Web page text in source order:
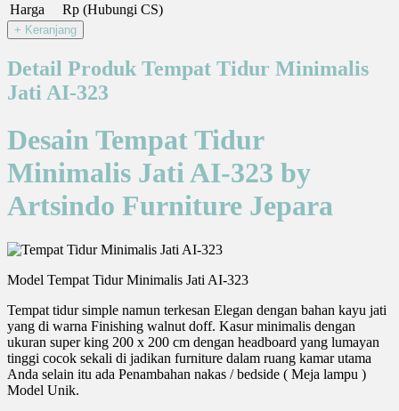
Harga
Rp (Hubungi CS)
Detail Produk Tempat Tidur Minimalis
Jati AI-323
Desain Tempat Tidur
Minimalis Jati AI-323 by
Artsindo Furniture Jepara
Model Tempat Tidur Minimalis Jati AI-323
Tempat tidur simple namun terkesan Elegan dengan bahan kayu jati
yang di warna Finishing walnut doff. Kasur minimalis dengan
ukuran super king 200 x 200 cm dengan headboard yang lumayan
tinggi cocok sekali di jadikan furniture dalam ruang kamar utama
Anda selain itu ada Penambahan nakas / bedside ( Meja lampu )
Model Unik.